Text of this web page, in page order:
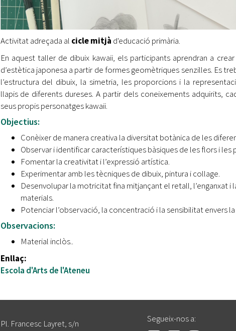
Activitat adreçada al cicle mitjà d'educació primària.
En aquest taller de dibuix kawaii, els participants aprendran a
d’estètica japonesa a partir de formes geomètriques senzilles. Es
l’estructura del dibuix, la simetria, les proporcions i la
llapis de diferents dureses. A partir dels coneixements adquirits,
seus propis personatges kawaii.
Objectius:
Conèixer de manera creativa la diversitat botànica de les
Observar i identificar característiques bàsiques de les flors i les
Fomentar la creativitat i l’expressió artística.
Experimentar amb les tècniques de dibuix, pintura i collage.
Desenvolupar la motricitat fina mitjançant el retall, l’enganxat i
materials.
Potenciar l’observació, la concentració i la sensibilitat envers la
Observacions:
Material inclòs..
Enllaç:
Escola d'Arts de l'Ateneu
Pl. Francesc Layret, s/n
Segueix-nos a: